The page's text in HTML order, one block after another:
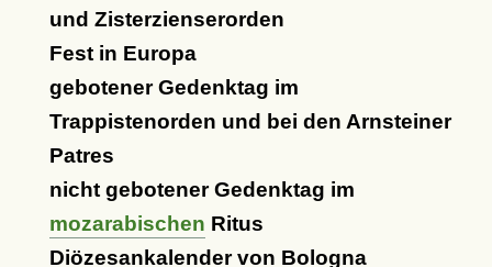
und Zisterzienserorden
Fest in Europa
gebotener Gedenktag im
Trappistenorden und bei den Arnsteiner
Patres
nicht gebotener Gedenktag im
mozarabischen Ritus
Diözesankalender von Bologna